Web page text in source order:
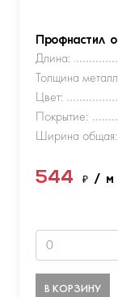
Профнастил
Длина:
Толщина
Цвет:
Покрытие:
Ширина общая:
544 ₽ / м
В КОРЗИНУ